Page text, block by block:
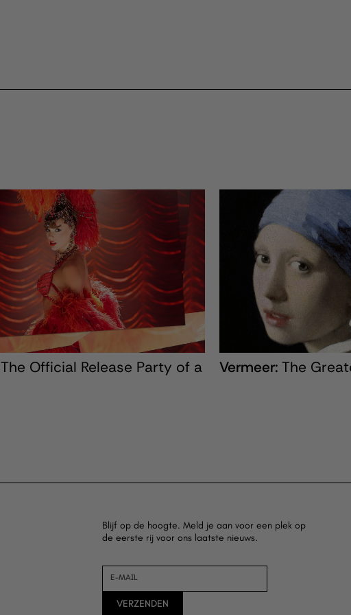
The Official Release Party of a
Vermeer:The
Blijf op de hoogte. Meld je aan voor een plek op
de eerste rij voor ons laatste nieuws.
E-MAIL
VERZENDEN